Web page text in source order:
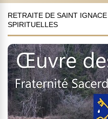
RETRAITE DE SAINT
SPIRITUELLES